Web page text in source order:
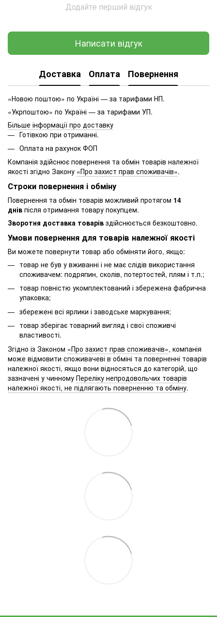
Додайте перший відгук
Написати відгук
Доставка Оплата Повернення
«Новою поштою» по Україні — за тарифами НП.
«Укрпоштою» по Україні — за тарифами УП.
Більше інформації про доставку
Готівкою при отриманні.
Оплата на рахунок ФОП
Компанія здійснює повернення та обмін товарів належної
якості згідно Закону «Про захист прав споживачів».
Строки повернення і обміну
Повернення та обмін товарів можливий протягом 14
днів після отримання товару покупцем.
Зворотня доставка товарів здійснюється безкоштовно.
Умови повернення для товарів належної якості
Ви можете повернути товар або обміняти його, якщо:
товар не був у вживанні і не має слідів використання
споживачем: подряпин, сколів, потертостей, плям і т.п.;
товар повністю укомплектований і збережена фабрична
упаковка;
збережені всі ярлики і заводське маркування;
товар зберігає товарний вигляд і свої споживчі
властивості.
Згідно із Законом «Про захист прав споживачів», компанія
може відмовити споживачеві в обміні та поверненні товарів
належної якості, якщо вони відносяться до категорій, що
зазначені у чинному Переліку непродовольчих товарів
належної якості, не підлягають поверненню та обміну.